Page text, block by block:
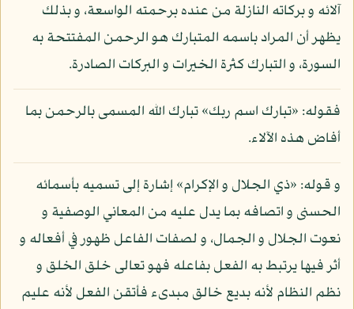
آلائه و بركاته النازلة من عنده برحمته الواسعة، و بذلك
يظهر أن المراد باسمه المتبارك هو الرحمن المفتتحة به
السورة، و التبارك كثرة الخيرات و البركات الصادرة.
فقوله: «تبارك اسم ربك» تبارك الله المسمى بالرحمن بما
أفاض هذه الآلاء.
و قوله: «ذي الجلال و الإكرام» إشارة إلى تسميه بأسمائه
الحسنى و اتصافه بما يدل عليه من المعاني الوصفية و
نعوت الجلال و الجمال، و لصفات الفاعل ظهور في أفعاله و
أثر فيها يرتبط به الفعل بفاعله فهو تعالى خلق الخلق و
نظم النظام لأنه بديع خالق مبدىء فأتقن الفعل لأنه عليم